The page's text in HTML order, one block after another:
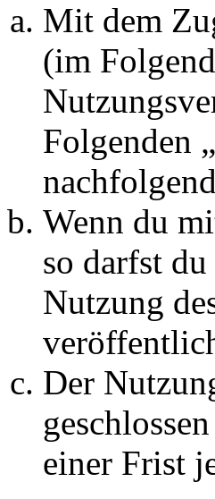
Mit dem
(im
Folgenden
Wenn du
so darfst
Nutzung
Der
einer Frist